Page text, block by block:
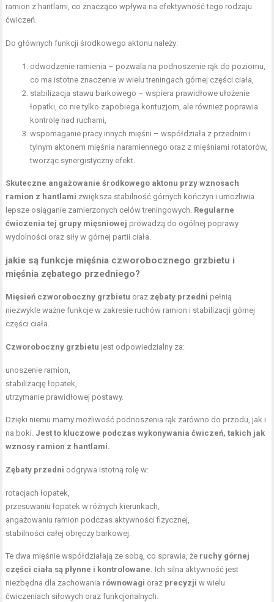
ramion z hantlami, co znacząco wpływa na efektywność tego rodzaju
ćwiczeń.
Do głównych funkcji środkowego aktonu należy:
odwodzenie ramienia – pozwala na podnoszenie rąk do poziomu,
co ma istotne znaczenie w wielu treningach górnej części ciała,
stabilizacja stawu barkowego – wspiera prawidłowe ułożenie
łopatki, co nie tylko zapobiega kontuzjom, ale również poprawia
kontrolę nad ruchami,
wspomaganie pracy innych mięśni – współdziała z przednim i
tylnym aktonem mięśnia naramiennego oraz z mięśniami rotatorów,
tworząc synergistyczny efekt.
Skuteczne angażowanie środkowego aktonu przy wznosach
ramion z hantlami zwiększa stabilność górnych kończyn i umożliwia
lepsze osiąganie zamierzonych celów treningowych. Regularne
ćwiczenia tej grupy mięsniowej prowadzą do ogólnej poprawy
wydolności oraz siły w górnej partii ciała.
jakie są funkcje mięśnia czworobocznego grzbietu i
mięśnia zębatego przedniego?
Mięsień czworoboczny grzbietu oraz zębaty przedni pełnią
niezwykle ważne funkcje w zakresie ruchów ramion i stabilizacji górnej
części ciała.
Czworoboczny grzbietu jest odpowiedzialny za:
unoszenie ramion,
stabilizację łopatek,
utrzymanie prawidłowej postawy.
Dzięki niemu mamy możliwość podnoszenia rąk zarówno do przodu, jak i
na boki.Jest to kluczowe podczas wykonywania ćwiczeń, takich jak
wznosy ramion z hantlami.
Zębaty przedni odgrywa istotną rolę w:
rotacjach łopatek,
przesuwaniu łopatek w różnych kierunkach,
angażowaniu ramion podczas aktywności fizycznej,
stabilności całej obręczy barkowej.
Te dwa mięśnie współdziałają ze sobą, co sprawia, że ruchy górnej
części ciała są płynne i kontrolowane. Ich silna aktywność jest
niezbędna dla zachowania równowagi oraz precyzji w wielu
ćwiczeniach siłowych oraz funkcjonalnych.